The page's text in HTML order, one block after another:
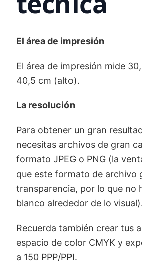
El área de impresión
El área de impresión mide
40,5 cm (alto).
La resolución
Para obtener un gran
necesitas archivos de gran
formato JPEG o PNG (la
que este formato de archivo
transparencia, por lo que no
blanco alrededor de lo
Recuerda también crear tus
espacio de color CMYK y
a 150 PPP/PPI.